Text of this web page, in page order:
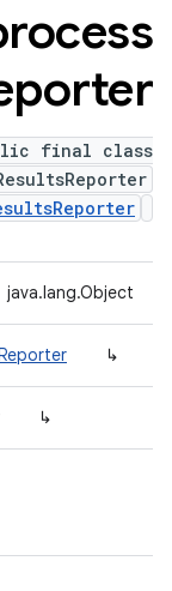
final class
java.lang.Object
↳
↳